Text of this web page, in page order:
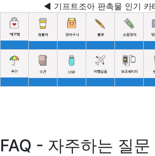
◀ 기프트조아 판촉물 인기
FAQ - 자주하는 질문